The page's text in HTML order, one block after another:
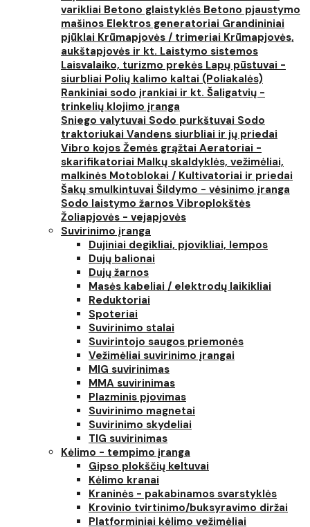
varikliai Betono glaistyklės Betono pjaustymo
mašinos Elektros generatoriai Grandininiai
pjūklai Krūmapjovės / trimeriai Krūmapjovės,
aukštapjovės ir kt. Laistymo sistemos
Laisvalaiko, turizmo prekės Lapų pūstuvai -
siurbliai Polių kalimo kaltai (Poliakalės)
Rankiniai sodo įrankiai ir kt. Šaligatvių -
trinkelių klojimo įranga
Sniego valytuvai Sodo purkštuvai Sodo
traktoriukai Vandens siurbliai ir jų priedai
Vibro kojos Žemės grąžtai Aeratoriai -
skarifikatoriai Malkų skaldyklės, vežimėliai,
malkinės Motoblokai / Kultivatoriai ir priedai
Šakų smulkintuvai Šildymo - vėsinimo įranga
Sodo laistymo žarnos Vibroplokštės
Žoliapjovės - vejapjovės
Suvirinimo įranga
Dujiniai degikliai, pjovikliai, lempos
Dujų balionai
Dujų žarnos
Masės kabeliai / elektrodų laikikliai
Reduktoriai
Spoteriai
Suvirinimo stalai
Suvirintojo saugos priemonės
Vežimėliai suvirinimo įrangai
MIG suvirinimas
MMA suvirinimas
Plazminis pjovimas
Suvirinimo magnetai
Suvirinimo skydeliai
TIG suvirinimas
Kėlimo - tempimo įranga
Gipso plokščių keltuvai
Kėlimo kranai
Kraninės - pakabinamos svarstyklės
Krovinio tvirtinimo/buksyravimo diržai
Platforminiai kėlimo vežimėliai